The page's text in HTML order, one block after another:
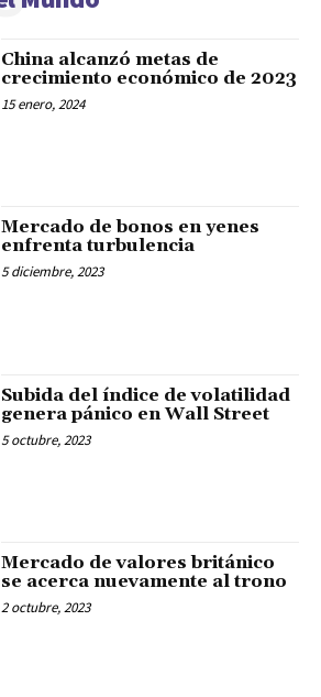
China alcanzó metas de
crecimiento económico de 2023
15 enero, 2024
Mercado de bonos en yenes
enfrenta turbulencia
5 diciembre, 2023
Subida del índice de volatilidad
genera pánico en Wall Street
5 octubre, 2023
Mercado de valores británico
se acerca nuevamente al trono
2 octubre, 2023